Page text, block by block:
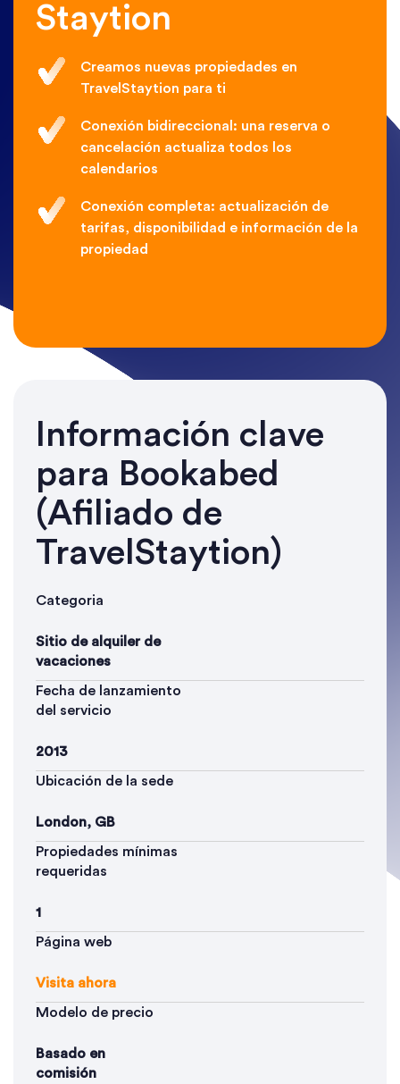
Staytion
Creamos nuevas propiedades en
TravelStaytion para ti
Conexión bidireccional: una reserva o
cancelación actualiza todos los
calendarios
Conexión completa: actualización de
tarifas, disponibilidad e información de la
propiedad
Información clave
para Bookabed
(Afiliado de
TravelStaytion)
Categoria
Sitio de alquiler de
vacaciones
Fecha de lanzamiento
del servicio
2013
Ubicación de la sede
London, GB
Propiedades mínimas
requeridas
1
Página web
Visita ahora
Modelo de precio
Basado en
comisión